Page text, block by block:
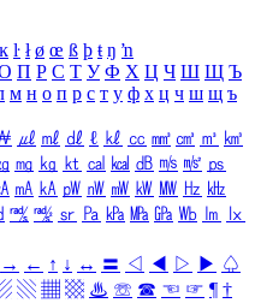
ĸ ŀ ł ø œ ß þ ŧ ŋ ŉ
П Р С Т У Ф Х Ц Ч Ш Щ Ъ
м н о п р с т у ф х ц ч ш щ ъ
㎕ ㎖ ㎗ ℓ ㎘ ㏄ ㎣ ㎤ ㎥ ㎦
㎎ ㎏ ㏏ ㎈ ㎉ ㏈ ㎧ ㎨ ㎰
㎃ ㎄ ㎺ ㎻ ㎽ ㎾ ㎿ ㎐ ㎑
㎮ ㎯ ㏛ ㎩ ㎪ ㎫ ㎬ ㏝ ㏐
㏓
→ ← ↑ ↓ ↔ 〓 ◁ ◀ ▷ ▶ ♤
▧ ▦ ▩ ♨ ☏ ☎ ☜ ☞ ¶ †